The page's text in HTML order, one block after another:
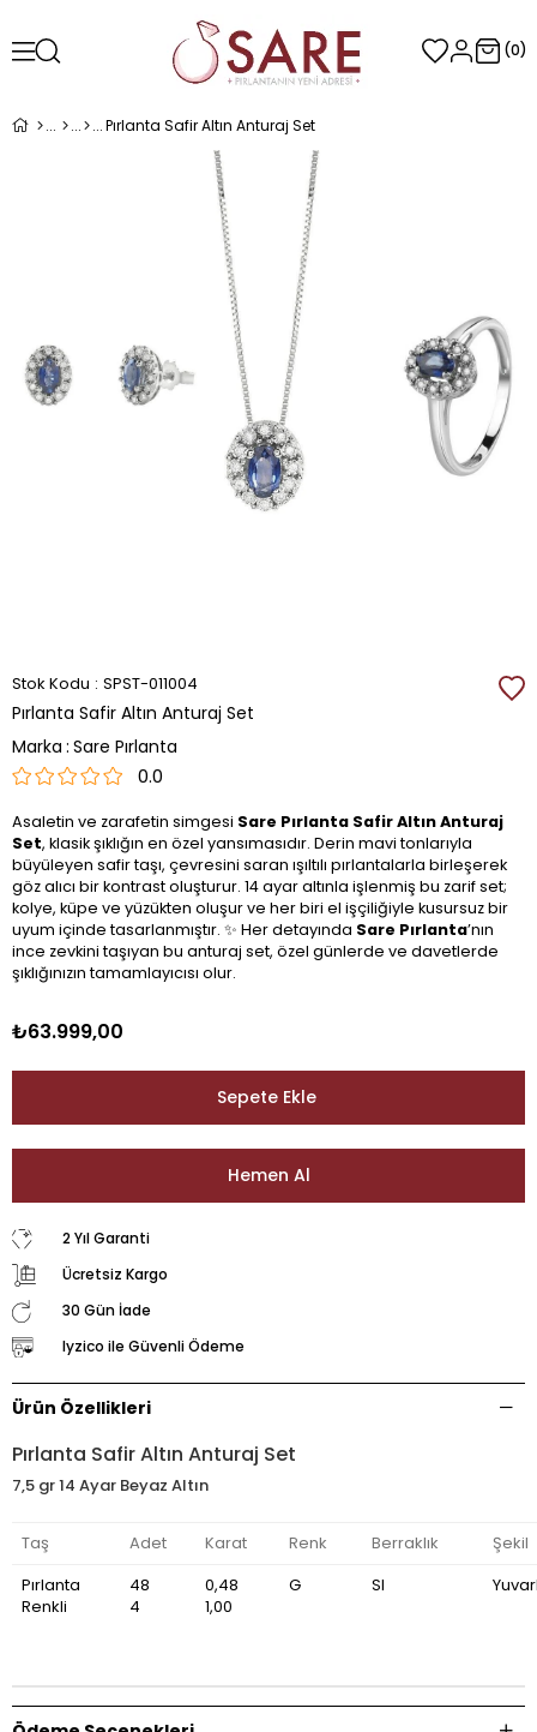
0
Pırlanta Safir Altın Anturaj Set
Stok Kodu SPST-011004
Pırlanta Safir Altın Anturaj Set
Marka : Sare Pırlanta
0.0
Asaletin ve zarafetin simgesi Sare Pırlanta Safir Altın Anturaj
Set, klasik şıklığın en özel yansımasıdır. Derin mavi tonlarıyla
büyüleyen safir taşı, çevresini saran ışıltılı pırlantalarla birleşerek
göz alıcı bir kontrast oluşturur. 14 ayar altınla işlenmiş bu zarif set;
kolye, küpe ve yüzükten oluşur ve her biri el işçiliğiyle kusursuz bir
uyum içinde tasarlanmıştır. ✨ Her detayında Sare Pırlanta’nın
ince zevkini taşıyan bu anturaj set, özel günlerde ve davetlerde
şıklığınızın tamamlayıcısı olur.
₺63.999,00
2 Yıl Garanti
Ücretsiz Kargo
30 Gün İade
Iyzico ile Güvenli Ödeme
Ürün Özellikleri
Pırlanta Safir Altın Anturaj Set
7,5 gr 14 Ayar Beyaz Altın
Taş Adet Karat Renk Berraklık
Şekil
Pırlanta
Renkli
48
4
0,48
1,00
G SI